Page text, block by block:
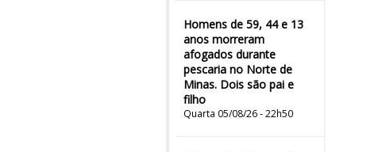
Homens de 59, 44 e 13
anos morreram
afogados durante
pescaria no Norte de
Minas. Dois são pai e
filho
Quarta 05/08/26 - 22h50